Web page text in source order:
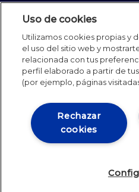
Aviso legal
Política de Cookies
Student Academic
IE
Uso de cookies
Utilizamos cookies propias y
el uso del sitio web y
relacionada con tus
perfil elaborado a partir de
(por ejemplo, páginas
Rechazar
cookies